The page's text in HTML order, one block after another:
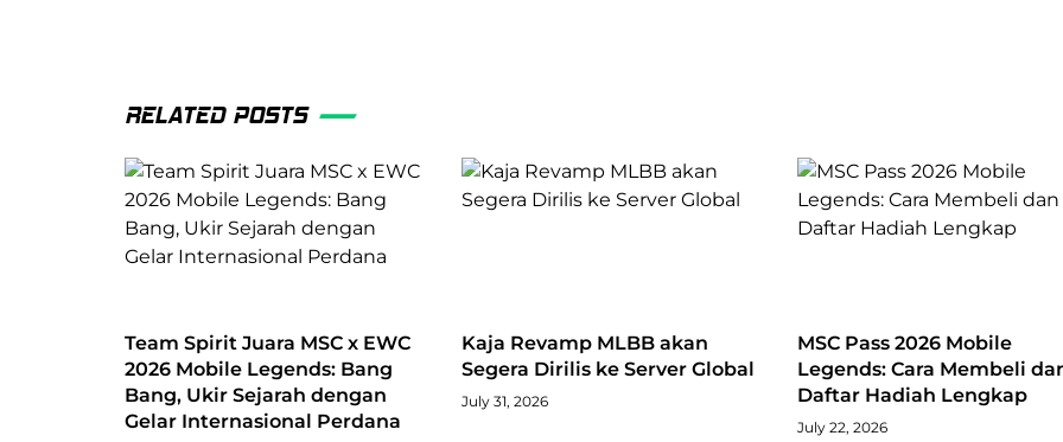
RELATED POSTS
Team Spirit Juara MSC x EWC
2026 Mobile Legends: Bang
Bang, Ukir Sejarah dengan
Gelar Internasional Perdana
Kaja Revamp MLBB akan
Segera Dirilis ke Server Global
July 31, 2026
MSC Pass 2026 Mobile
Legends: Cara Membeli
Daftar Hadiah Lengkap
July 22, 2026